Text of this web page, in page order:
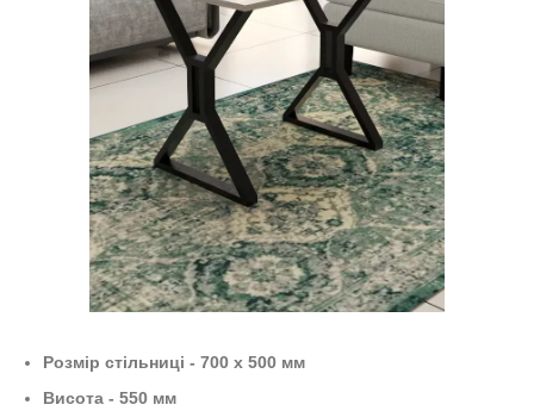
Розмір стільниці - 700 х 500 мм
Висота - 550 мм